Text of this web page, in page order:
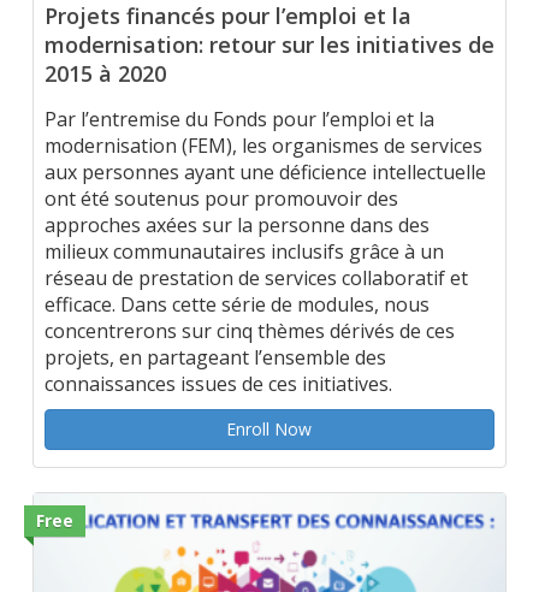
Projets financés pour l’emploi et la
modernisation: retour sur les initiatives de
2015 à 2020
Par l’entremise du Fonds pour l’emploi et la
modernisation (FEM), les organismes de services
aux personnes ayant une déficience intellectuelle
ont été soutenus pour promouvoir des
approches axées sur la personne dans des
milieux communautaires inclusifs grâce à un
réseau de prestation de services collaboratif et
efficace. Dans cette série de modules, nous
concentrerons sur cinq thèmes dérivés de ces
projets, en partageant l’ensemble des
connaissances issues de ces initiatives.
Enroll Now
Free